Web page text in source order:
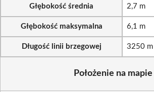
Głębokość średnia 2,7 m
Głębokość maksymalna 6,1 m
Długość linii brzegowej 3250 m
Położenie na mapie